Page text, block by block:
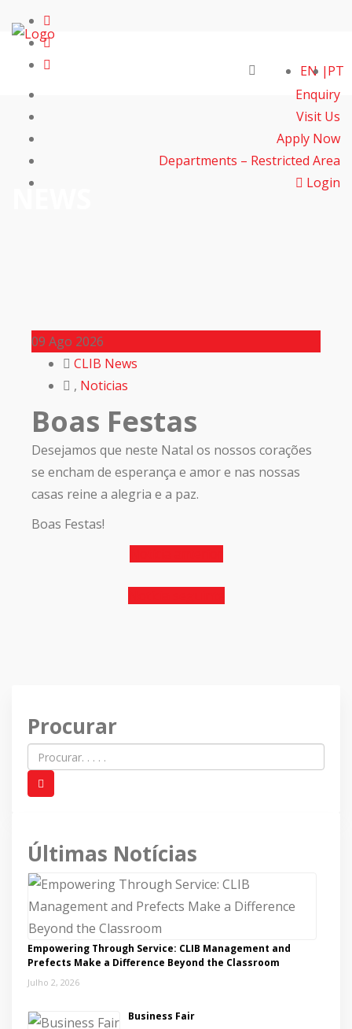
Enquiry
Visit Us
Apply Now
Departments – Restricted Area
Login
EN PT
09 Ago 2026
CLIB News
, Noticias
Boas Festas
Desejamos que neste Natal os nossos corações
se encham de esperança e amor e nas nossas
casas reine a alegria e a paz.
Boas Festas!
Procurar
Últimas Notícias
Empowering Through Service: CLIB Management and
Prefects Make a Difference Beyond the Classroom
Julho 2, 2026
Business Fair